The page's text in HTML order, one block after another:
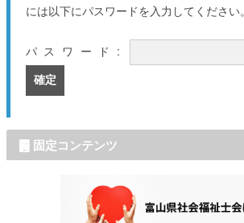
ー:
には以下にパスワードを入力してください。
パスワード:
固定コンテンツ